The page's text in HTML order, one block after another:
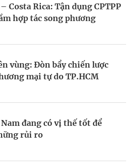
Costa Rica: Tận dụng CPTPP
hợp tác song phương
vùng: Đòn bẩy chiến lược
mại tự do TP.HCM
đang có vị thế tốt để
rủi ro
Nam số tháng 4&5.2025:
vốn
vốn
Thế Hệ Mới
Nam số 135: Danh sách 25
đầu
tăng trưởng xuất khẩu của
tương lai